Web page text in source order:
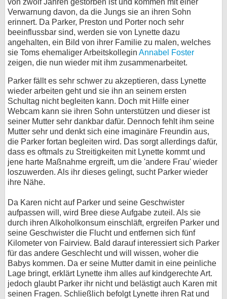
von zwölf Jahren gestorben ist und kommen mit einer
Verwarnung davon, da die Jungs sie an ihren Sohn
erinnert. Da Parker, Preston und Porter noch sehr
beeinflussbar sind, werden sie von Lynette dazu
angehalten, ein Bild von ihrer Familie zu malen, welches
sie Toms ehemaliger Arbeitskollegin Annabel Foster
zeigen, die nun wieder mit ihm zusammenarbeitet.
Parker fällt es sehr schwer zu akzeptieren, dass Lynette
wieder arbeiten geht und sie ihn an seinem ersten
Schultag nicht begleiten kann. Doch mit Hilfe einer
Webcam kann sie ihren Sohn unterstützen und dieser ist
seiner Mutter sehr dankbar dafür. Dennoch fehlt ihm seine
Mutter sehr und denkt sich eine imaginäre Freundin aus,
die Parker fortan begleiten wird. Das sorgt allerdings dafür,
dass es oftmals zu Streitigkeiten mit Lynette kommt und
jene harte Maßnahme ergreift, um die 'andere Frau' wieder
loszuwerden. Als ihr dieses gelingt, sucht Parker wieder
ihre Nähe.
Da Karen nicht auf Parker und seine Geschwister
aufpassen will, wird Bree diese Aufgabe zuteil. Als sie
durch ihren Alkoholkonsum einschläft, ergreifen Parker und
seine Geschwister die Flucht und entfernen sich fünf
Kilometer von Fairview. Bald darauf interessiert sich Parker
für das andere Geschlecht und will wissen, woher die
Babys kommen. Da er seine Mutter damit in eine peinliche
Lage bringt, erklärt Lynette ihm alles auf kindgerechte Art.
jedoch glaubt Parker ihr nicht und belästigt auch Karen mit
seinen Fragen. Schließlich befolgt Lynette ihren Rat und